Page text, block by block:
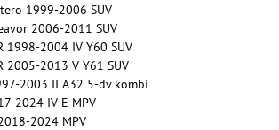
1999-2006 SUV
2006-2011 SUV
1998-2004 IV Y60 SUV
2005-2013 V Y61 SUV
2003 II A32 5-dv kombi
2024 IV E MPV
2024 MPV